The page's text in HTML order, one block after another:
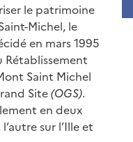
le patrimoine
Michel, le
en mars 1995
Rétablissement
Saint Michel
Site(OGS).
en deux
sur l’Ille et